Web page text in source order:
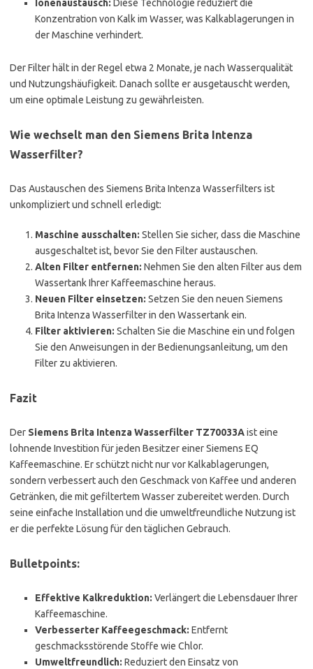
Ionenaustausch: Diese Technologie reduziert die
Konzentration von Kalk im Wasser, was Kalkablagerungen in
der Maschine verhindert.
Der Filter hält in der Regel etwa 2 Monate, je nach Wasserqualität
und Nutzungshäufigkeit. Danach sollte er ausgetauscht werden,
um eine optimale Leistung zu gewährleisten.
Wie wechselt man den Siemens Brita Intenza
Wasserfilter?
Das Austauschen des Siemens Brita Intenza Wasserfilters ist
unkompliziert und schnell erledigt:
Maschine ausschalten: Stellen Sie sicher, dass die Maschine
ausgeschaltet ist, bevor Sie den Filter austauschen.
Alten Filter entfernen: Nehmen Sie den alten Filter aus dem
Wassertank Ihrer Kaffeemaschine heraus.
Neuen Filter einsetzen: Setzen Sie den neuen Siemens
Brita Intenza Wasserfilter in den Wassertank ein.
Filter aktivieren: Schalten Sie die Maschine ein und folgen
Sie den Anweisungen in der Bedienungsanleitung, um den
Filter zu aktivieren.
Fazit
Der Siemens Brita Intenza Wasserfilter TZ70033Aist eine
lohnende Investition für jeden Besitzer einer Siemens EQ
Kaffeemaschine. Er schützt nicht nur vor Kalkablagerungen,
sondern verbessert auch den Geschmack von Kaffee und anderen
Getränken, die mit gefiltertem Wasser zubereitet werden. Durch
seine einfache Installation und die umweltfreundliche Nutzung ist
er die perfekte Lösung für den täglichen Gebrauch.
Bulletpoints:
Effektive Kalkreduktion: Verlängert die Lebensdauer Ihrer
Kaffeemaschine.
Verbesserter Kaffeegeschmack: Entfernt
geschmacksstörende Stoffe wie Chlor.
Umweltfreundlich: Reduziert den Einsatz von